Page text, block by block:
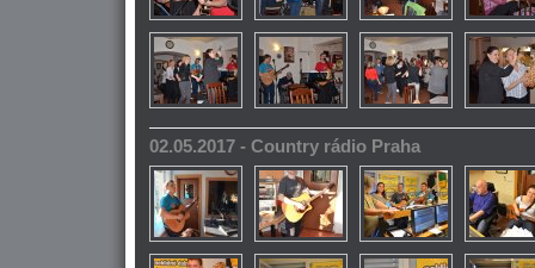
02.05.2017 - Country rádio Praha